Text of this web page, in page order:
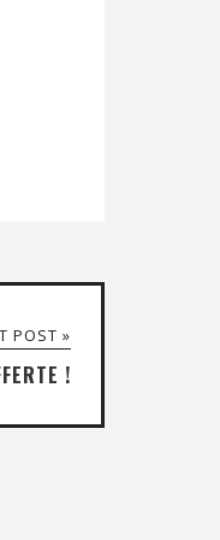
POST »
!